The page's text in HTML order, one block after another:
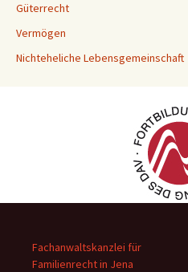
Güterrecht
Vermögen
Nichteheliche Lebensgemeinschaft
Fachanwaltskanzlei für
Familienrecht in Jena